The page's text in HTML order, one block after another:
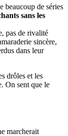
beaucoup de séries
sans les
pas de rivalité
sincère,
dans leur
drôles et les
On sent que le
marcherait